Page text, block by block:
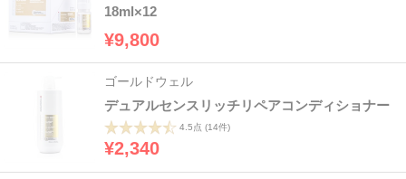
18ml×12
¥9,800
ゴールドウェル
デュアルセンスリッチリペアコンディショナー
4.5点 (14件)
¥2,340